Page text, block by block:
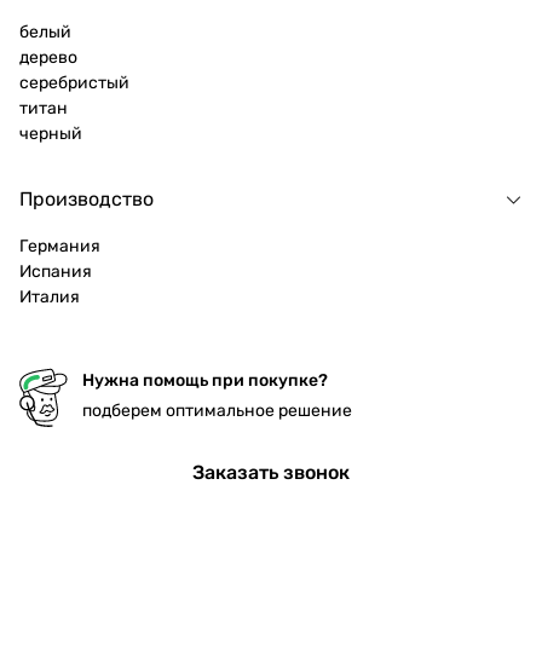
белый
дерево
серебристый
титан
черный
Производство
Германия
Испания
Италия
Нужна помощь при покупке?
подберем оптимальное решение
Заказать звонок